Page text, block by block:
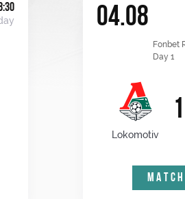
04.08
Fonbet
Day 1
Lokomotiv